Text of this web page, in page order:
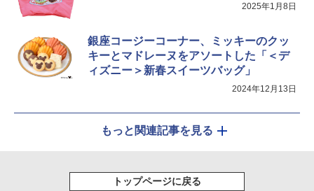
2025年1月8日
銀座コージーコーナー、ミッキーのクッ
キーとマドレーヌをアソートした「＜デ
ィズニー＞新春スイーツバッグ」
2024年12月13日
もっと関連記事を見る
トップページに戻る